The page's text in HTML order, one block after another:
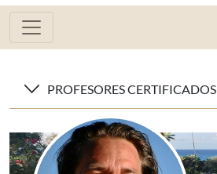
PROFESORES CERTIFICADOS